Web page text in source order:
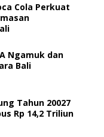
Cola Perkuat
Ngamuk dan
Bali
Tahun 20027
Rp 14,2 Triliun